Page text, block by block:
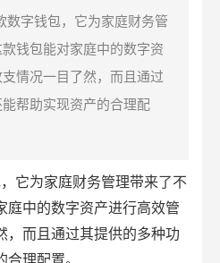
数字钱包，它为家庭财务管
钱包能对家庭中的数字资
情况一目了然，而且通过
帮助实现资产的合理配
，它为家庭财务管理带来了不
庭中的数字资产进行高效管
，而且通过其提供的多种功
理配置。